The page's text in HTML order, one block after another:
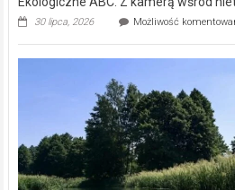
30 lipca, 2026 Możliwość